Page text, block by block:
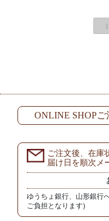
ONLINE SHOP
ご注文後、在庫
届け日を順次メ
ゆうちょ銀行、山形銀行
ご負担となります)